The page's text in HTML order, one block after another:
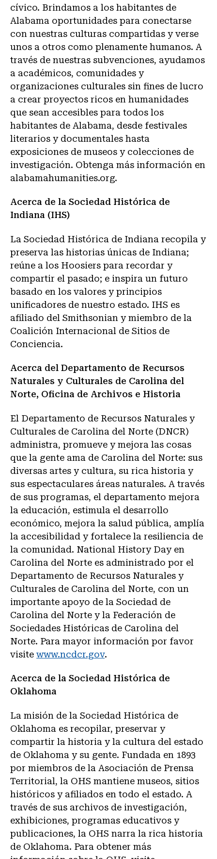
cívico. Brindamos a los habitantes de
Alabama oportunidades para conectarse
con nuestras culturas compartidas y verse
unos a otros como plenamente humanos. A
través de nuestras subvenciones, ayudamos
a académicos, comunidades y
organizaciones culturales sin fines de lucro
a crear proyectos ricos en humanidades
que sean accesibles para todos los
habitantes de Alabama, desde festivales
literarios y documentales hasta
exposiciones de museos y colecciones de
investigación. Obtenga más información en
alabamahumanities.org.
Acerca de la Sociedad Histórica de
Indiana (IHS)
La Sociedad Histórica de Indiana recopila y
preserva las historias únicas de Indiana;
reúne a los Hoosiers para recordar y
compartir el pasado; e inspira un futuro
basado en los valores y principios
unificadores de nuestro estado. IHS es
afiliado del Smithsonian y miembro de la
Coalición Internacional de Sitios de
Conciencia.
Acerca del Departamento de Recursos
Naturales y Culturales de Carolina del
Norte, Oficina de Archivos e Historia
El Departamento de Recursos Naturales y
Culturales de Carolina del Norte (DNCR)
administra, promueve y mejora las cosas
que la gente ama de Carolina del Norte: sus
diversas artes y cultura, su rica historia y
sus espectaculares áreas naturales. A través
de sus programas, el departamento mejora
la educación, estimula el desarrollo
económico, mejora la salud pública, amplía
la accesibilidad y fortalece la resiliencia de
la comunidad. National History Day en
Carolina del Norte es administrado por el
Departamento de Recursos Naturales y
Culturales de Carolina del Norte, con un
importante apoyo de la Sociedad de
Carolina del Norte y la Federación de
Sociedades Históricas de Carolina del
Norte. Para mayor información por favor
visite www.ncdcr.gov.
Acerca de la Sociedad Histórica de
Oklahoma
La misión de la Sociedad Histórica de
Oklahoma es recopilar, preservar y
compartir la historia y la cultura del estado
de Oklahoma y su gente. Fundada en 1893
por miembros de la Asociación de Prensa
Territorial, la OHS mantiene museos, sitios
históricos y afiliados en todo el estado. A
través de sus archivos de investigación,
exhibiciones, programas educativos y
publicaciones, la OHS narra la rica historia
de Oklahoma. Para obtener más